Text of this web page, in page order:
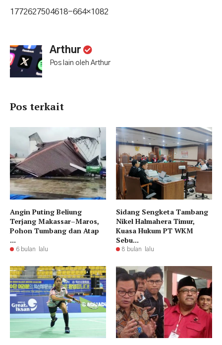
1772627504618-664×1082
Arthur
Pos lain oleh Arthur
Pos terkait
Angin Puting Beliung
Terjang Makassar–Maros,
Pohon Tumbang dan Atap
...
6 bulan lalu
Sidang Sengketa Tambang
Nikel Halmahera Timur,
Kuasa Hukum PT WKM
Sebu...
8 bulan lalu